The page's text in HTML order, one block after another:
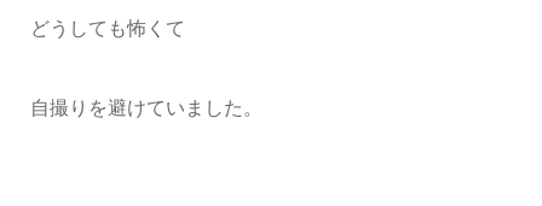
どうしても怖くて
自撮りを避けていました。